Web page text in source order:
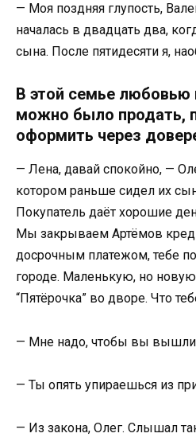
— Моя поздняя глупость,
началась в двадцать два,
сына. После пятидесяти я,
В этой семье любовью
можно было продать,
оформить через
— Лена, давай спокойно, —
котором раньше сидел их
Покупатель даёт хорошие
Мы закрываем Артёмов
досрочным платежом, тебе
городе. Маленькую, но
“Пятёрочка” во дворе. Что
— Мне надо, чтобы вы вышли
— Ты опять упираешься из
— Из закона, Олег. Слышал